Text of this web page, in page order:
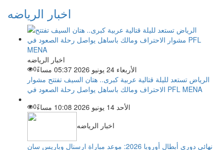
اخبار الرياضه
اخبار الرياضه
الأربعاء 24 يونيو 2026 05:37 مساءً
0
الرياض تستعد لليلة قتالية عربية كبرى.. هتان السيف تفتتح مشوار
الاحتراف ومالك باساهل يواصل رحلة الصعود في PFL MENA
الأحد 14 يونيو 2026 10:08 مساءً
0
اخبار الرياضه
نهائي دوري أبطال أوروبا 2026: موعد مباراة ارسنال وباريس سان